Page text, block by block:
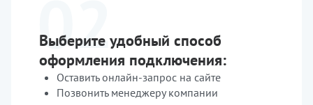
Выберите удобный способ
оформления подключения:
Оставить онлайн-запрос на сайте
Позвонить менеджеру компании